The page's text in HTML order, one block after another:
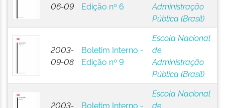
06-09
Edição nº 6
Administração
Pública (Brasil)
2003-
09-08
Boletim Interno -
Edição nº 9
Escola Nacional
de
Administração
Pública (Brasil)
2003-
Boletim Interno -
Escola Nacional
de